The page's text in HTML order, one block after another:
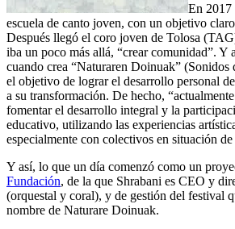
En 2017
escuela de canto joven, con un objetivo
Después llegó el coro joven de Tolosa
iba un poco más allá, “crear comunidad”. Y
cuando crea “Naturaren Doinuak” (Sonidos
el objetivo de lograr el desarrollo personal
a su transformación. De hecho,
fomentar el desarrollo integral y la
educativo, utilizando las experiencias
especialmente con colectivos en situación
Y así, lo que un día comenzó como un
Fundación, de la que Shrabani es CEO y
(orquestal y coral), y de gestión del festival
nombre de Naturare Doinuak.